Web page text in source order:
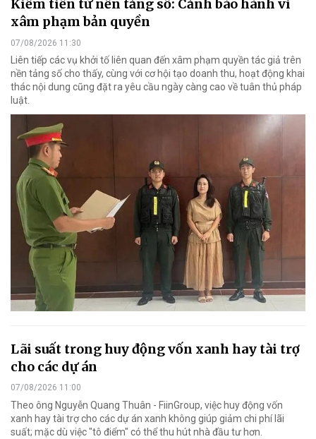
Kiếm tiền từ nền tảng số: Cảnh báo hành vi
xâm phạm bản quyền
07/08/2026 11:30
Liên tiếp các vụ khởi tố liên quan đến xâm phạm quyền tác giả trên
nền tảng số cho thấy, cùng với cơ hội tạo doanh thu, hoạt động khai
thác nội dung cũng đặt ra yêu cầu ngày càng cao về tuân thủ pháp
luật.
Lãi suất trong huy động vốn xanh hay tài trợ
cho các dự án
07/08/2026 11:00
Theo ông Nguyễn Quang Thuân - FiinGroup, việc huy động vốn
xanh hay tài trợ cho các dự án xanh không giúp giảm chi phí lãi
suất; mặc dù việc "tô điểm" có thể thu hút nhà đầu tư hơn.